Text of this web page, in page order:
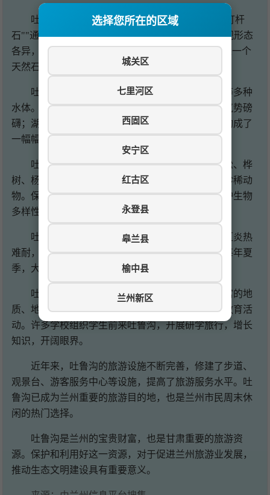
选择您所在的区域
城关区
七里河区
西固区
安宁区
红古区
永登县
皋兰县
榆中县
兰州新区
吐鲁沟的自然景观优美，有"天窗眼""半月天""灯杆
石""通天门""金刚山""驼峰岭"等奇特景观。这些景观形态
各异，栩栩如生，令人叹为观止。其中，"天窗眼"是一个
天然石洞，阳光从洞中射入，形成独特的光影效果。
吐鲁沟的水景也很丰富，有溪流、瀑布、湖泊等多种
水体。沟内溪水潺潺，清澈见底；瀑布飞流直下，气势磅
礴；湖泊碧波荡漾，倒映山色。水与山相映成趣，构成了
一幅幅美丽的山水画卷。
吐鲁沟是天然的动植物王国。这里有云杉、油松、桦
树、杨树等林木，还有马鹿、麝、蓝马鸡、雪鸡等珍稀动
物。保护好这些自然资源，对于维护生态平衡、保护生物
多样性具有重要意义。
吐鲁沟是兰州著名的避暑胜地。夏季，兰州市区炎热
难耐，而吐鲁沟气温凉爽，是避暑休闲的好去处。每年夏
季，大量游客前来吐鲁沟避暑，享受大自然的清凉。
吐鲁沟还是重要的科普教育基地。公园内有丰富的地
质、地貌、生态、气象等科普资源，适合开展科普教育活
动。许多学校组织学生前来吐鲁沟，开展研学旅行，增长
知识，开阔眼界。
近年来，吐鲁沟的旅游设施不断完善，修建了步道、
观景台、游客服务中心等设施，提高了旅游服务水平。吐
鲁沟已成为兰州重要的旅游目的地，也是兰州市民周末休
闲的热门选择。
吐鲁沟是兰州的宝贵财富，也是甘肃重要的旅游资
源。保护和利用好这一资源，对于促进兰州旅游业发展，
推动生态文明建设具有重要意义。